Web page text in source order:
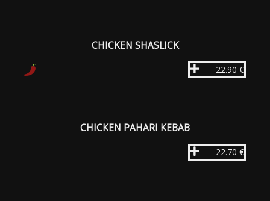
CHICKEN SHASLICK
22.90 €
CHICKEN PAHARI KEBAB
22.70 €